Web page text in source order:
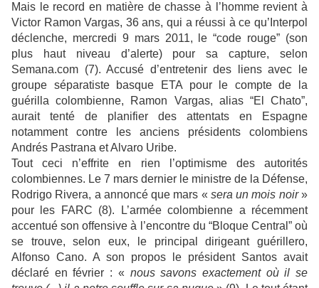
Mais le record en matière de chasse à l’homme revient à
Victor Ramon Vargas, 36 ans, qui a réussi à ce qu’Interpol
déclenche, mercredi 9 mars 2011, le “code rouge” (son
plus haut niveau d’alerte) pour sa capture, selon
Semana.com (7). Accusé d’entretenir des liens avec le
groupe séparatiste basque ETA pour le compte de la
guérilla colombienne, Ramon Vargas, alias “El Chato”,
aurait tenté de planifier des attentats en Espagne
notamment contre les anciens présidents colombiens
Andrés Pastrana et Alvaro Uribe.
Tout ceci n’effrite en rien l’optimisme des autorités
colombiennes. Le 7 mars dernier le ministre de la Défense,
Rodrigo Rivera, a annoncé que mars « sera un mois noir»
pour les FARC (8). L’armée colombienne a récemment
accentué son offensive à l’encontre du “Bloque Central” où
se trouve, selon eux, le principal dirigeant guérillero,
Alfonso Cano. A son propos le président Santos avait
déclaré en février : « nous savons exactement où il se